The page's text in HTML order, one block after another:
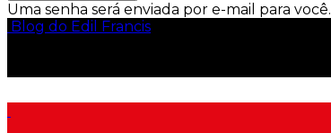
Uma senha será enviada por e-mail para você.
Blog do Edil Francis